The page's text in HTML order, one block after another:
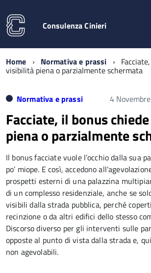
Consulenza Cinieri
Home Normativa e prassi
visibilità piena o parzialmente schermata
Normativa e prassi 4
Facciate, il bonus
piena o parzialmente
Il bonus facciate vuole l’occhio dalla sua
po’ miope. E così, accedono
prospetti esterni di una palazzina
di un complesso residenziale, anche se
visibili dalla strada pubblica, perché
recinzione o da altri edifici dello stesso
Discorso diverso per gli interventi sulle
opposte al punto di vista dalla strada e,
non agevolabili.